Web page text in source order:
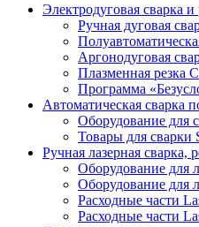
Электродуговая сварка и
Ручная дуговая
Аргонодуговая
Плазменная резка
Программа
Автоматическая сварка
Оборудование для
Товары для сварки
Ручная лазерная сварка,
Оборудование для
Оборудование для
Расходные части
Расходные части